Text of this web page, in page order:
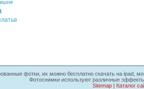
фотки, их можно бесплатно скачать на ipad,
Фотоснимки используют различные
Sitemap| Каталог